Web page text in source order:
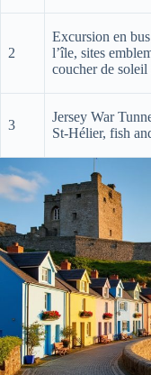
2
Excursion en
l’île, sites
coucher de soleil
3
Jersey War
St-Hélier, fish